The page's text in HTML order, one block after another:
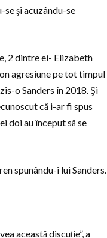
şi acuzându-se
2 dintre ei- Elizabeth
agresiune pe tot timpul
o Sanders în 2018. Şi
că i-ar fi spus
doi au început să se
spunându-i lui Sanders.
această discuție”, a